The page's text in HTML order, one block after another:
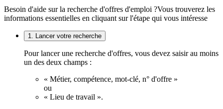
Besoin d'aide sur la recherche d'offres d'emploi ?Vous trouverez les
informations essentielles en cliquant sur l'étape qui vous intéresse
1. Lancer votre recherche
Pour lancer une recherche d'offres, vous devez saisir au moins
un des deux champs :
« Métier, compétence, mot-clé, n° d'offre »
ou
« Lieu de travail ».